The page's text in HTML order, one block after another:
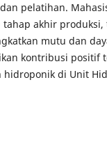
pelatihan.
tahap akhir
mutu dan
kontribusi positif
hidroponik di Unit